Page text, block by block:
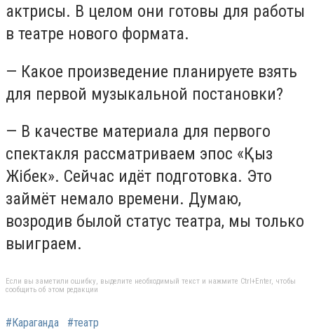
актрисы. В целом они готовы для работы
в театре нового формата.
— Какое произведение планируете взять
для первой музыкальной постановки?
— В качестве материала для первого
спектакля рассматриваем эпос «Қыз
Жібек». Сейчас идёт подготовка. Это
займёт немало времени. Думаю,
возродив былой статус театра, мы только
выиграем.
Если вы заметили ошибку, выделите необходимый текст и нажмите Ctrl+Enter, чтобы
сообщить об этом редакции
#Караганда #театр